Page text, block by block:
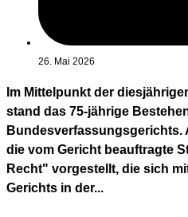
26. Mai 2026
Im Mittelpunkt der
stand das 75-jährige
Bundesverfassungsgerichts.
die vom Gericht beauftragte
Recht" vorgestellt, die sich
Gerichts in der...